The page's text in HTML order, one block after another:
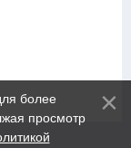
более
просмотр